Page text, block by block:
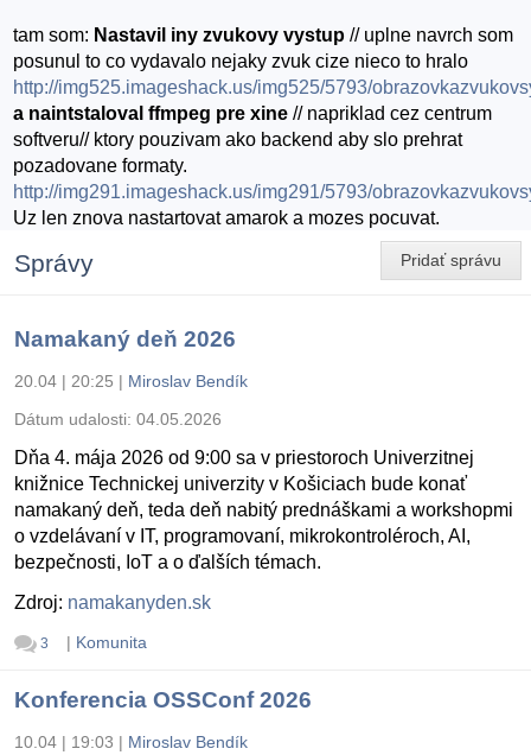
tam som: Nastavil iny zvukovy vystup // uplne navrch som
posunul to co vydavalo nejaky zvuk cize nieco to hralo
http://img525.imageshack.us/img525/5793/
a naintstaloval ffmpeg pre xine // napriklad cez centrum
softveru// ktory pouzivam ako backend aby slo prehrat
pozadovane formaty.
http://img291.imageshack.us/img291/5793/
Uz len znova nastartovat amarok a mozes pocuvat.
Pridať správu
Správy
Namakaný deň 2026
20.04 | 20:25 | Miroslav Bendík
Dátum udalosti: 04.05.2026
Dňa 4. mája 2026 od 9:00 sa v priestoroch Univerzitnej
knižnice Technickej univerzity v Košiciach bude konať
namakaný deň, teda deň nabitý prednáškami a workshopmi
o vzdelávaní v IT, programovaní, mikrokontroléroch, AI,
bezpečnosti, IoT a o ďalších témach.
Zdroj: namakanyden.sk
3 | Komunita
Konferencia OSSConf 2026
10.04 | 19:03 | Miroslav Bendík